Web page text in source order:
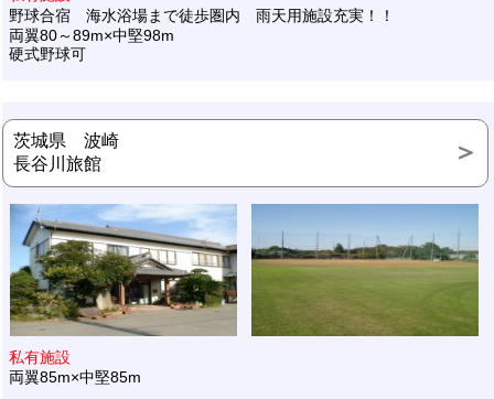
野球合宿 海水浴場まで徒歩圏内 雨天用施設充実！！
両翼80～89m×中堅98m
硬式野球可
茨城県 波崎
長谷川旅館
私有施設
両翼85m×中堅85m